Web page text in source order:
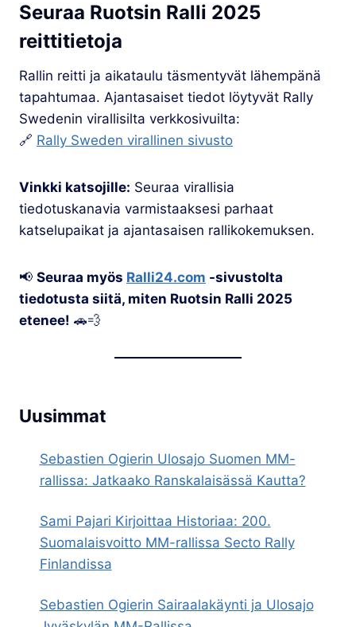
Seuraa Ruotsin Ralli 2025
reittitietoja
Rallin reitti ja aikataulu täsmentyvät lähempänä
tapahtumaa. Ajantasaiset tiedot löytyvät Rally
Swedenin virallisilta verkkosivuilta:
🔗 Rally Sweden virallinen sivusto
Vinkki katsojille: Seuraa virallisia
tiedotuskanavia varmistaaksesi parhaat
katselupaikat ja ajantasaisen rallikokemuksen.
📢 Seuraa myös Ralli24.com -sivustolta
tiedotusta siitä, miten Ruotsin Ralli 2025
etenee! 🚗💨
Uusimmat
Sebastien Ogierin Ulosajo Suomen MM-
rallissa: Jatkaako Ranskalaisässä Kautta?
Sami Pajari Kirjoittaa Historiaa: 200.
Suomalaisvoitto MM-rallissa Secto Rally
Finlandissa
Sebastien Ogierin Sairaalakäynti ja Ulosajo